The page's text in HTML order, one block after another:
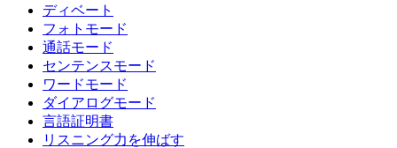
ディベート
フォトモード
通話モード
センテンスモード
ワードモード
ダイアログモード
言語証明書
リスニング力を伸ばす